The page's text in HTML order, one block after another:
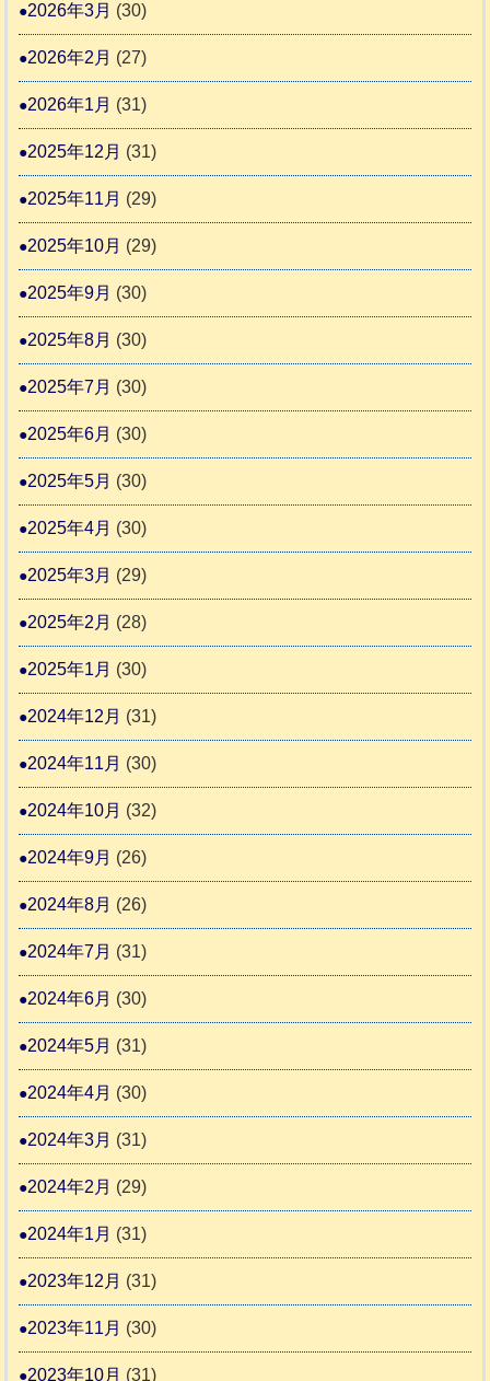
ま
2026年3月 (30)
2026年2月 (27)
2026年1月 (31)
2025年12月 (31)
2025年11月 (29)
2025年10月 (29)
2025年9月 (30)
2025年8月 (30)
2025年7月 (30)
2025年6月 (30)
2025年5月 (30)
2025年4月 (30)
2025年3月 (29)
2025年2月 (28)
2025年1月 (30)
2024年12月 (31)
2024年11月 (30)
2024年10月 (32)
2024年9月 (26)
2024年8月 (26)
2024年7月 (31)
2024年6月 (30)
2024年5月 (31)
2024年4月 (30)
2024年3月 (31)
2024年2月 (29)
2024年1月 (31)
2023年12月 (31)
2023年11月 (30)
2023年10月 (31)